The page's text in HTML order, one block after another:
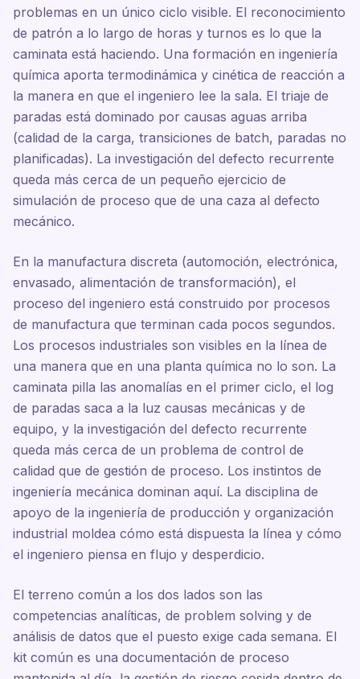
problemas en un único ciclo visible. El reconocimiento
de patrón a lo largo de horas y turnos es lo que la
caminata está haciendo. Una formación en ingeniería
química aporta termodinámica y cinética de reacción a
la manera en que el ingeniero lee la sala. El triaje de
paradas está dominado por causas aguas arriba
(calidad de la carga, transiciones de batch, paradas no
planificadas). La investigación del defecto recurrente
queda más cerca de un pequeño ejercicio de
simulación de proceso que de una caza al defecto
mecánico.
En la manufactura discreta (automoción, electrónica,
envasado, alimentación de transformación), el
proceso del ingeniero está construido por procesos
de manufactura que terminan cada pocos segundos.
Los procesos industriales son visibles en la línea de
una manera que en una planta química no lo son. La
caminata pilla las anomalías en el primer ciclo, el log
de paradas saca a la luz causas mecánicas y de
equipo, y la investigación del defecto recurrente
queda más cerca de un problema de control de
calidad que de gestión de proceso. Los instintos de
ingeniería mecánica dominan aquí. La disciplina de
apoyo de la ingeniería de producción y organización
industrial moldea cómo está dispuesta la línea y cómo
el ingeniero piensa en flujo y desperdicio.
El terreno común a los dos lados son las
competencias analíticas, de problem solving y de
análisis de datos que el puesto exige cada semana. El
kit común es una documentación de proceso